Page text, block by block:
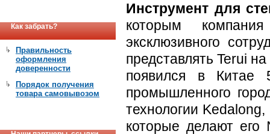
Как забрать?
Правильность
оформления
доверенности
Порядок получения
товара самовывозом
Инструмент для
которым
эксклюзивного
представлять Terui
появился в Китае
промышленного
технологии
которые делают его